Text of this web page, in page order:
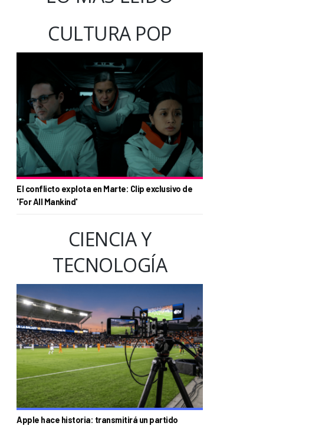
CULTURA POP
El conflicto explota en Marte: Clip exclusivo de
'For All Mankind'
CIENCIA Y
TECNOLOGÍA
Apple hace historia: transmitirá un partido